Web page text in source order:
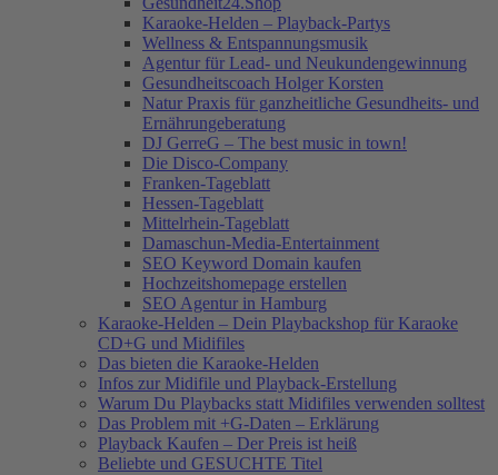
Karaoke-Helden – Playback-Partys
Wellness & Entspannungsmusik
Agentur für Lead- und Neukundengewinnung
Gesundheitscoach Holger Korsten
Natur Praxis für ganzheitliche Gesundheits- und
Ernährungeberatung
DJ GerreG – The best music in town!
Die Disco-Company
Franken-Tageblatt
Hessen-Tageblatt
Mittelrhein-Tageblatt
Damaschun-Media-Entertainment
SEO Keyword Domain kaufen
Hochzeitshomepage erstellen
SEO Agentur in Hamburg
Karaoke-Helden – Dein Playbackshop für Karaoke
CD+G und Midifiles
Das bieten die Karaoke-Helden
Infos zur Midifile und Playback-Erstellung
Warum Du Playbacks statt Midifiles verwenden solltest
Das Problem mit +G-Daten – Erklärung
Playback Kaufen – Der Preis ist heiß
Beliebte und GESUCHTE Titel